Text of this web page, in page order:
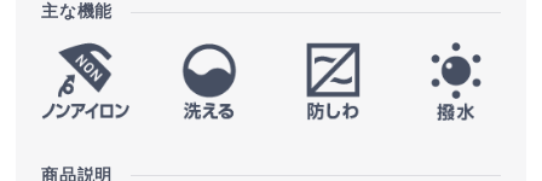
主な機能
商品説明